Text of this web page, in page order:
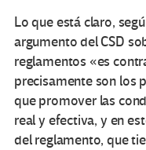
Lo que está claro,
argumento del CSD
reglamentos «es
precisamente son los
que promover las
real y efectiva, y en
del reglamento, que